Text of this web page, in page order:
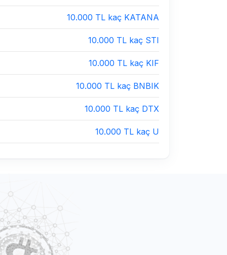
10.000 TL kaç KATANA
10.000 TL kaç STI
10.000 TL kaç KIF
10.000 TL kaç BNBIK
10.000 TL kaç DTX
10.000 TL kaç U